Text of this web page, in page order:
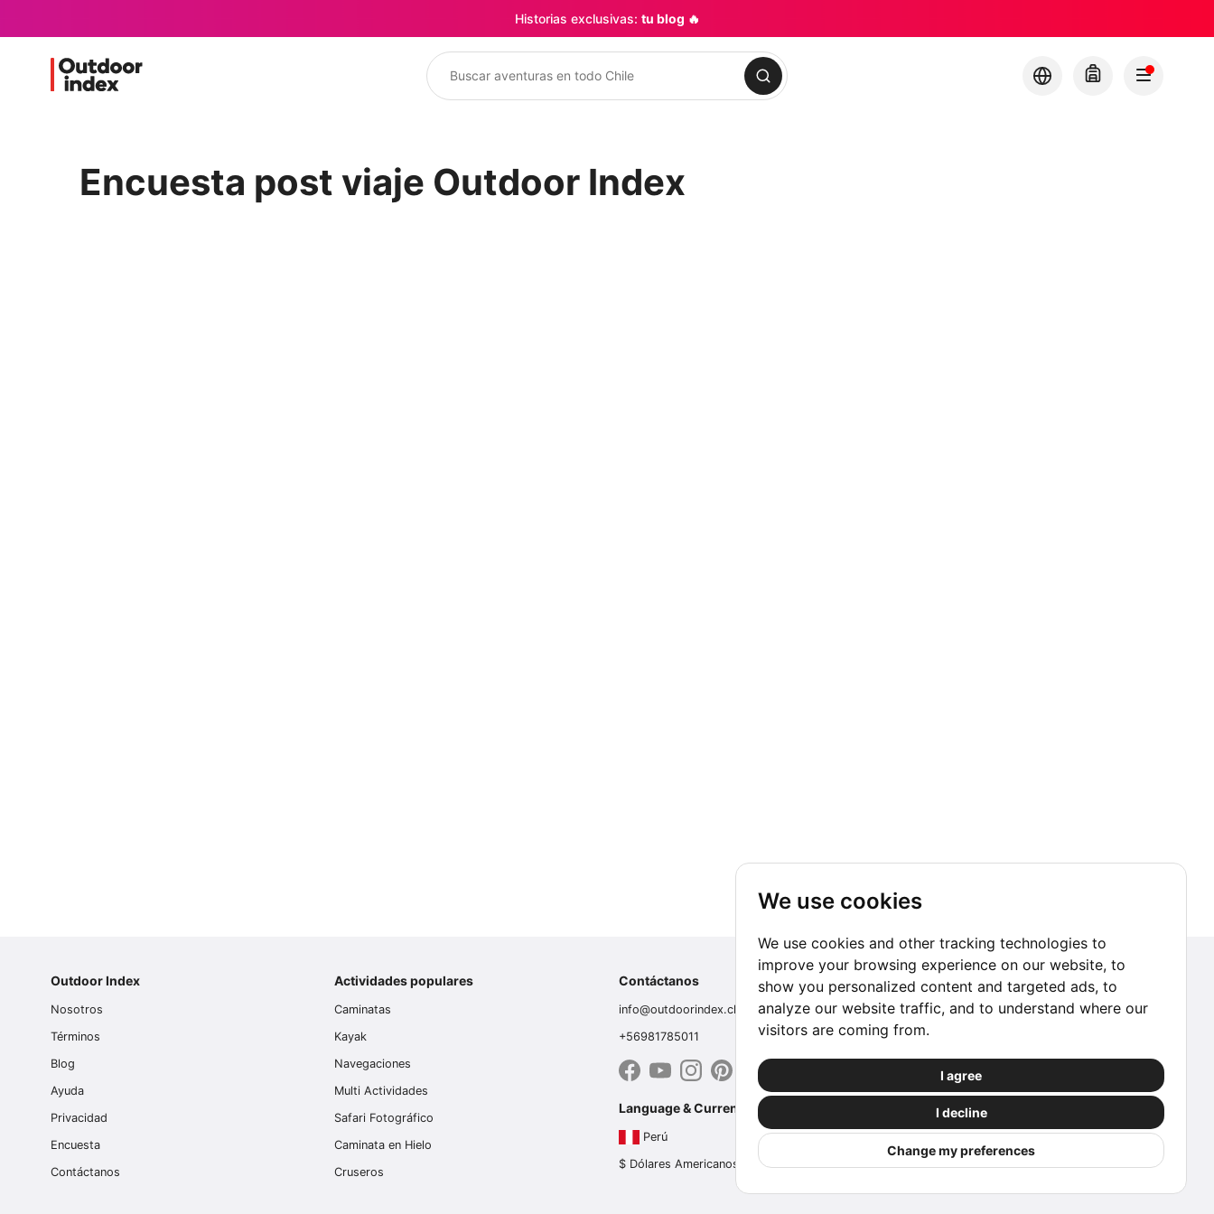
We use cookies
We use cookies and other tracking technologies to
improve your browsing experience on our website, to
show you personalized content and targeted ads, to
analyze our website traffic, and to understand where our
visitors are coming from.
I agree
I decline
Change my preferences
Historias exclusivas: tu blog 🔥
Buscar
Encuesta post viaje Outdoor Index
Outdoor Index
Nosotros
Términos
Blog
Ayuda
Privacidad
Encuesta
Contáctanos
Actividades populares
Caminatas
Kayak
Navegaciones
Multi Actividades
Safari Fotográfico
Caminata en Hielo
Cruseros
Contáctanos
info@outdoorindex.cl
+56981785011
Language & Currency
Perú
$ Dólares Americanos (USD)
Suscríbete a nuestro Newsletter
Ir a suscribirme
Reserva con Confianza
Las reservas procesadas a través de este sitio
web están protegidas por nuestros socios.